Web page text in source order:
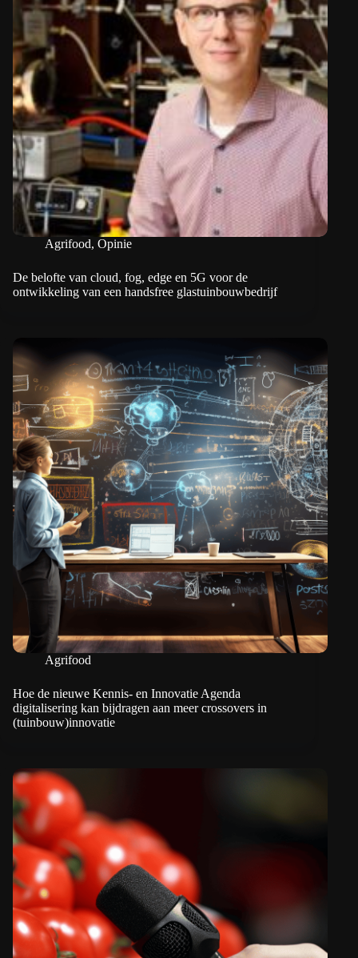
Agrifood, Opinie
De belofte van cloud, fog, edge en 5G voor de
ontwikkeling van een handsfree glastuinbouwbedrijf
Agrifood
Hoe de nieuwe Kennis- en Innovatie Agenda
digitalisering kan bijdragen aan meer crossovers in
(tuinbouw)innovatie